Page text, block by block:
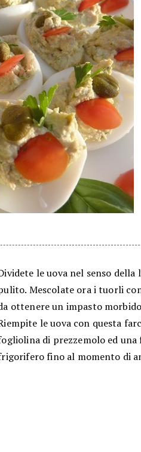
le uova nel senso
Mescolate ora i tuorli
ottenere un impasto
le uova con questa
di prezzemolo ed
fino al momento di